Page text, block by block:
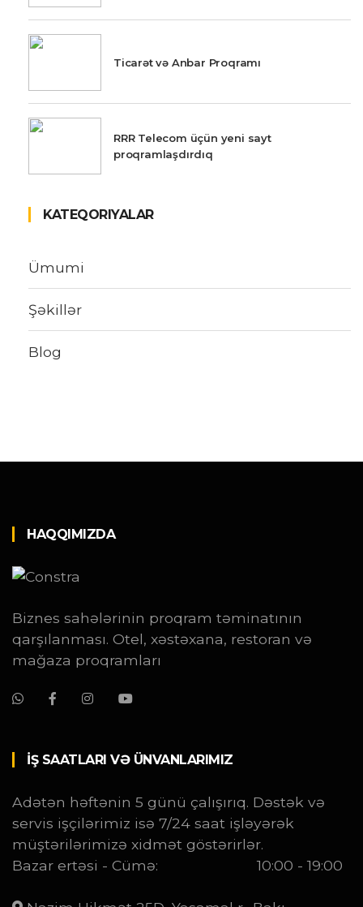
Ticarət və Anbar Proqramı
RRR Telecom üçün yeni sayt
proqramlaşdırdıq
KATEQORIYALAR
Ümumi
Şəkillər
Blog
HAQQIMIZDA
Biznes sahələrinin proqram təminatının
qarşılanması. Otel, xəstəxana, restoran və
mağaza proqramları
İŞ SAATLARI VƏ ÜNVANLARIMIZ
Adətən həftənin 5 günü çalışırıq. Dəstək və
servis işçilərimiz isə 7/24 saat işləyərək
müştərilərimizə xidmət göstərirlər.
Bazar ertəsi - Cümə:
10:00 - 19:00